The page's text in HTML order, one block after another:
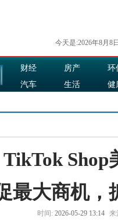
今天是:2026年8月8
财经 房产
环
汽车
生活
健
Shop
最大商机，
时间: 2026-05-29 13:14 来